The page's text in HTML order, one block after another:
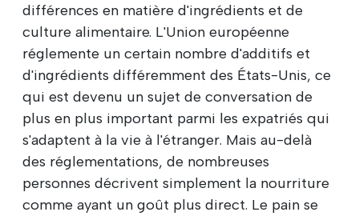
différences en matière d'ingrédients et de
culture alimentaire. L'Union européenne
réglemente un certain nombre d'additifs et
d'ingrédients différemment des États-Unis, ce
qui est devenu un sujet de conversation de
plus en plus important parmi les expatriés qui
s'adaptent à la vie à l'étranger. Mais au-delà
des réglementations, de nombreuses
personnes décrivent simplement la nourriture
comme ayant un goût plus direct. Le pain se